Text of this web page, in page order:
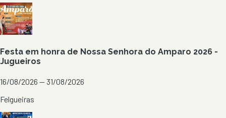
Festa em honra de Nossa Senhora do Amparo 2026 -
Jugueiros
16/08/2026 — 31/08/2026
Felgueiras